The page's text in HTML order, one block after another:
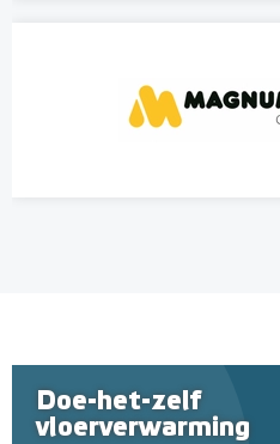
Doe-het-zelf
vloerverwarming